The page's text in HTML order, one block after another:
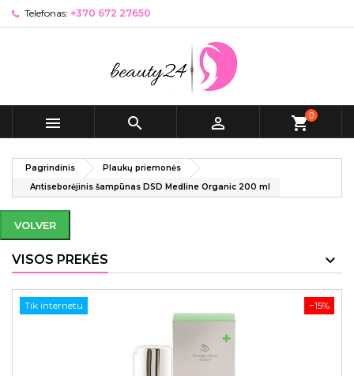
Telefonas: +370 672 27650
   shopping_cart0
Pagrindinis
Plaukų priemonės
Antiseborėjinis šampūnas DSD Medline Organic 200 ml
VOLVER
VISOS PREKĖS
−15%
Tik internetu